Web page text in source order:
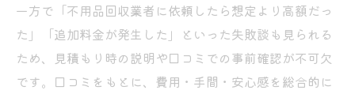
一方で「不用品回収業者に依頼したら想定より高額だっ
た」「追加料金が発生した」といった失敗談も見られる
ため、見積もり時の説明や口コミでの事前確認が不可欠
です。口コミをもとに、費用・手間・安心感を総合的に